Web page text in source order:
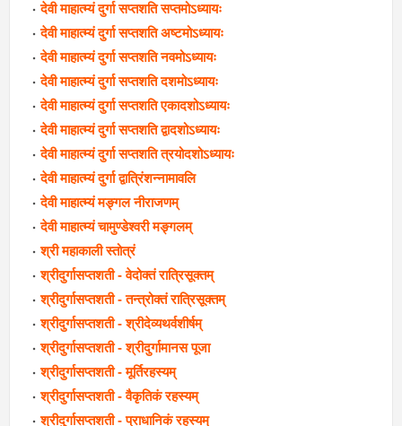
देवी माहात्म्यं दुर्गा सप्तशति सप्तमोऽध्यायः
देवी माहात्म्यं दुर्गा सप्तशति अष्टमोऽध्यायः
देवी माहात्म्यं दुर्गा सप्तशति नवमोऽध्यायः
देवी माहात्म्यं दुर्गा सप्तशति दशमोऽध्यायः
देवी माहात्म्यं दुर्गा सप्तशति एकादशोऽध्यायः
देवी माहात्म्यं दुर्गा सप्तशति द्वादशोऽध्यायः
देवी माहात्म्यं दुर्गा सप्तशति त्रयोदशोऽध्यायः
देवी माहात्म्यं दुर्गा द्वात्रिंशन्नामावलि
देवी माहात्म्यं मङ्गल नीराजणम्
देवी माहात्म्यं चामुण्डेश्वरी मङ्गलम्
श्री महाकाली स्तोत्रं
श्रीदुर्गासप्तशती - वेदोक्तं रात्रिसूक्तम्
श्रीदुर्गासप्तशती - तन्त्रोक्तं रात्रिसूक्तम्
श्रीदुर्गासप्तशती - श्रीदेव्यथर्वशीर्षम्
श्रीदुर्गासप्तशती - श्रीदुर्गामानस पूजा
श्रीदुर्गासप्तशती - मूर्तिरहस्यम्
श्रीदुर्गासप्तशती - वैकृतिकं रहस्यम्
श्रीदुर्गासप्तशती - प्राधानिकं रहस्यम्